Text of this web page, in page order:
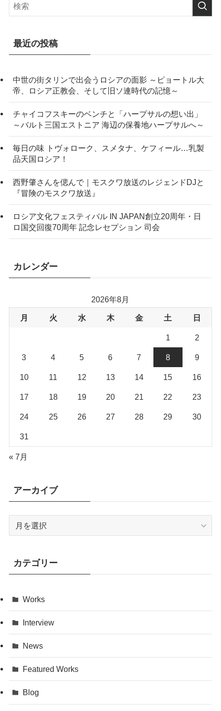
最近の投稿
中世の街タリンで出会うロシアの面影 ～ピョートル大
帝、ロシア正教会、そして旧ソ連時代の記憶～
チャイコフスキーのベンチと「ハープサルの想い出」
～バルト三国エストニア 海辺の保養地ハープサルへ～
毎日の味 トヴォローク、スメタナ、ケフィール…乳製
品天国ロシア！
西野肇さんを偲んで｜モスクワ放送のレジェンドDJと
『冒険のモスクワ放送』
ロシア文化フェスティバル IN JAPAN創立20周年・日
ロ国交回復70周年 記念レセプション 司会
カレンダー
2026年8月
月 火 水 木 金 土 日
1 2
3 4 5 6 7 8 9
10 11 12 13 14 15 16
17 18 19 20 21 22 23
24 25 26 27 28 29 30
31
« 7月
アーカイブ
ブ
カテゴリー
Works
Interview
News
Featured Works
Blog